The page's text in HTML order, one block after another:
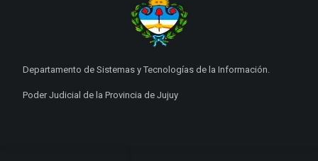
Departamento de Sistemas y Tecnologías de la Información.
Poder Judicial de la Provincia de Jujuy